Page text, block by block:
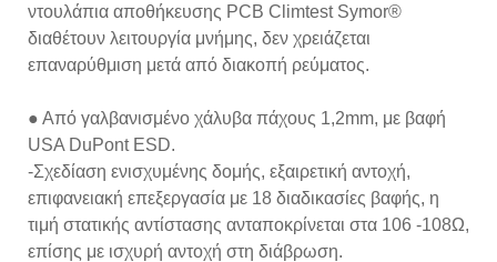
ντουλάπια αποθήκευσης PCB Climtest Symor®
διαθέτουν λειτουργία μνήμης, δεν χρειάζεται
επαναρύθμιση μετά από διακοπή ρεύματος.
● Από γαλβανισμένο χάλυβα πάχους 1,2mm, με βαφή
USA DuPont ESD.
-Σχεδίαση ενισχυμένης δομής, εξαιρετική αντοχή,
επιφανειακή επεξεργασία με 18 διαδικασίες βαφής, η
τιμή στατικής αντίστασης ανταποκρίνεται στα 106 -108Ω,
επίσης με ισχυρή αντοχή στη διάβρωση.